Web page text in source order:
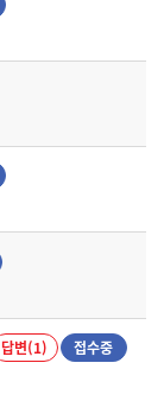
답변(1) 접수중